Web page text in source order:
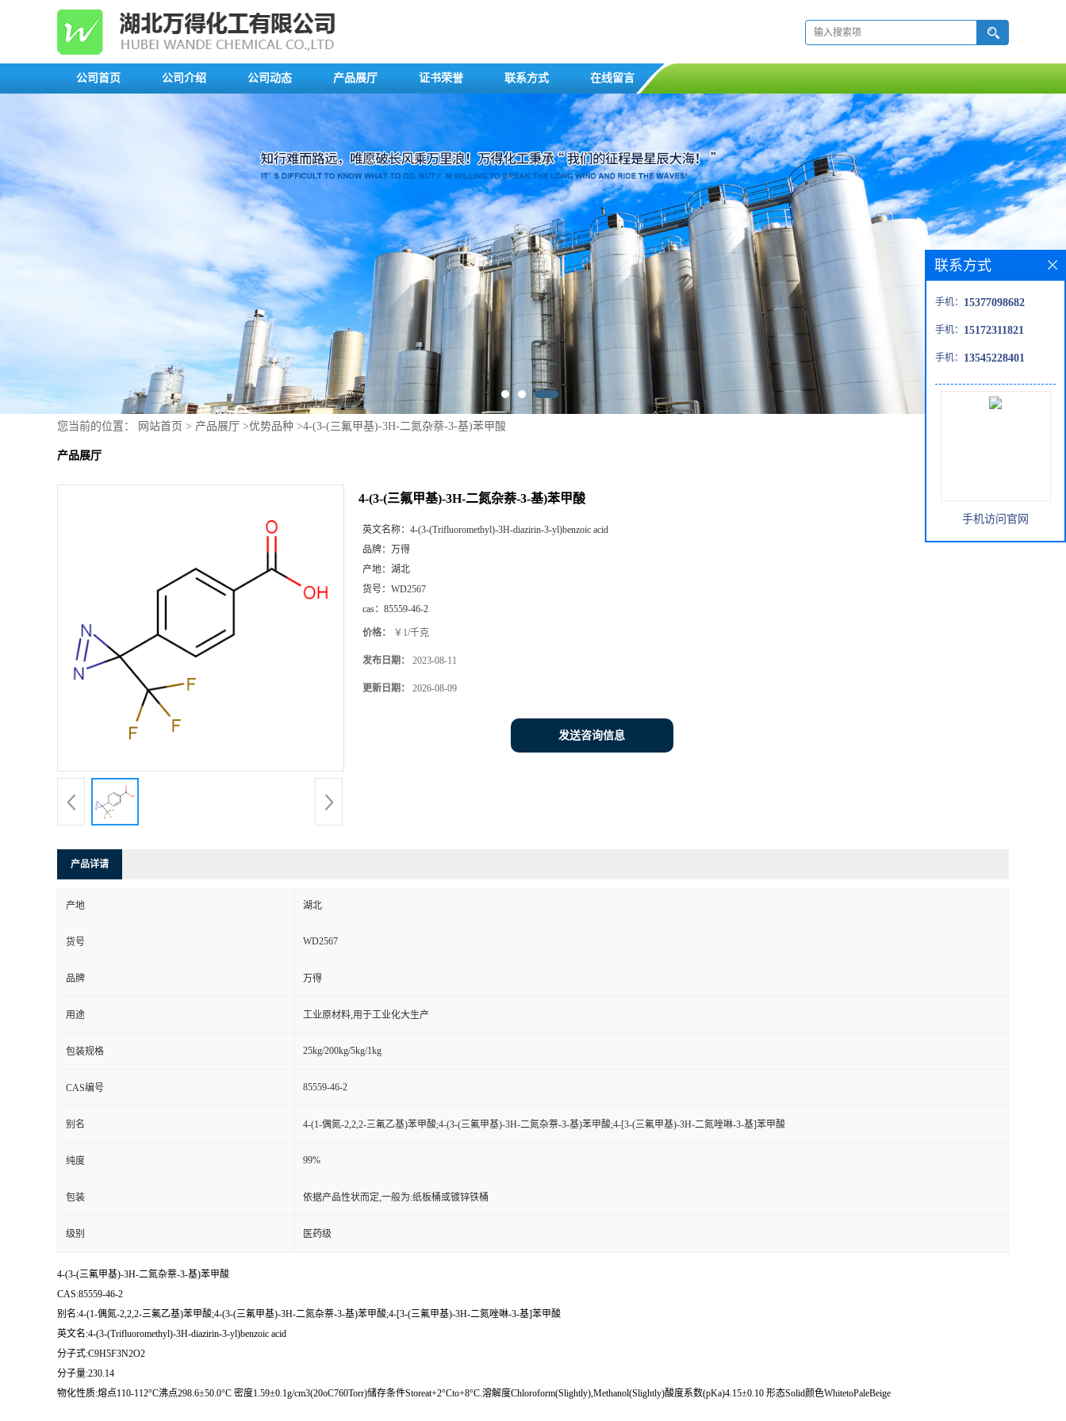
公司首页 公司介绍 公司动态 产品展厅 证书荣誉 联系方式 在线留言
您当前的位置： 网站首页 > 产品展厅 >优势品种 >4-(3-(三氟甲基)-3H-二氮杂萘-3-基)苯甲酸
产品展厅
4-(3-(三氟甲基)-3H-二氮杂萘-3-基)苯甲酸
英文名称： 4-(3-(Trifluoromethyl)-3H-diazirin-3-yl)benzoic acid
品牌： 万得
产地： 湖北
货号： WD2567
cas： 85559-46-2
价格： ￥1/千克
发布日期： 2023-08-11
更新日期： 2026-08-09
发送咨询信息
产品详请
产地 湖北
货号 WD2567
品牌 万得
用途 工业原材料,用于工业化大生产
包装规格 25kg/200kg/5kg/1kg
CAS编号 85559-46-2
别名 4-(1-偶氮-2,2,2-三氟乙基)苯甲酸;4-(3-(三氟甲基)-3H-二氮杂萘-3-基)苯甲酸;4-[3-(三氟甲基)-3H-二氮唑啉-3-基]苯甲酸
纯度 99%
包装 依据产品性状而定,一般为:纸板桶或镀锌铁桶
级别 医药级
4-(3-(三氟甲基)-3H-二氮杂萘-3-基)苯甲酸
CAS:85559-46-2
别名:4-(1-偶氮-2,2,2-三氟乙基)苯甲酸;4-(3-(三氟甲基)-3H-二氮杂萘-3-基)苯甲酸;4-[3-(三氟甲基)-3H-二氮唑啉-3-基]苯甲酸
英文名:4-(3-(Trifluoromethyl)-3H-diazirin-3-yl)benzoic acid
分子式:C9H5F3N2O2
分子量:230.14
物化性质:熔点110-112°C沸点298.6±50.0°C 密度1.59±0.1g/cm3(20oC760Torr)储存条件Storeat+2°Cto+8°C.溶解度Chloroform(Slightly),Methanol(Slightly)酸度系数(pKa)4.15±0.10 形态Solid颜色WhitetoPaleBeige
联系方式
手机： 15377098682
手机： 15172311821
手机： 13545228401
手机访问官网